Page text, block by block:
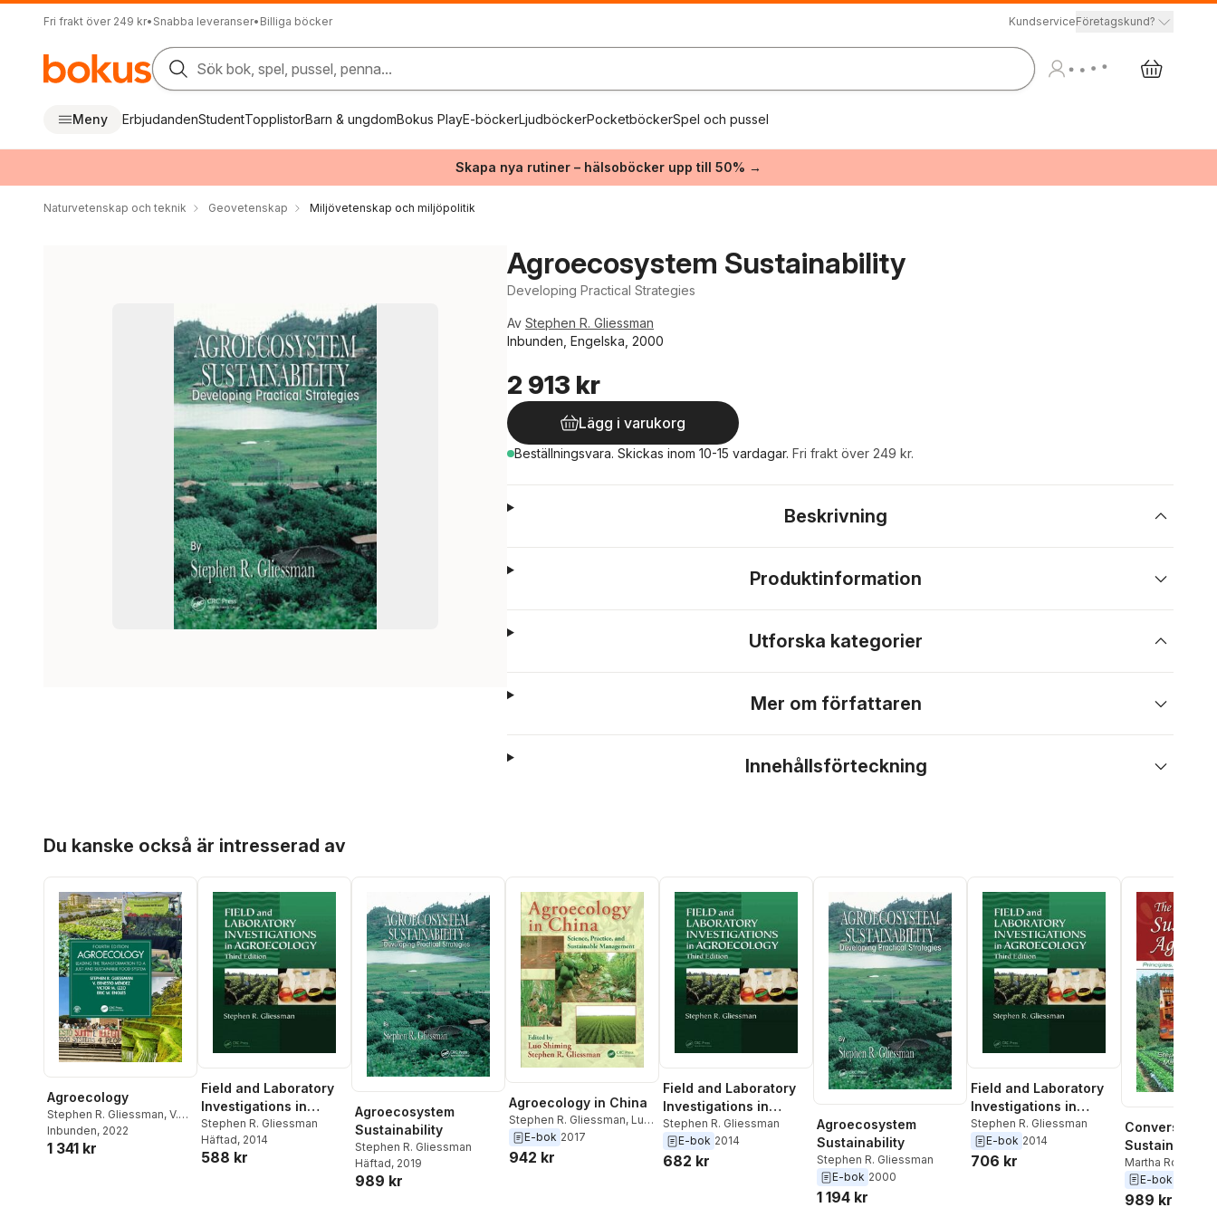
Fri frakt över 249 kr• Snabba leveranser• Billiga böcker KundserviceFöretagskund?
Sök bok, spel, pussel, penna...
Meny ErbjudandenStudentTopplistorBarn & ungdomBokus PlayE-böckerLjudböckerPocketböckerSpel och pussel
Skapa nya rutiner – hälsoböcker upp till 50% →
Naturvetenskap och teknik Geovetenskap Miljövetenskap och miljöpolitik
Agroecosystem Sustainability
Developing Practical Strategies
Av Stephen R. Gliessman
Inbunden, Engelska, 2000
2 913 kr
Lägg i varukorg
Beställningsvara. Skickas inom 10-15 vardagar. Fri frakt över 249 kr.
Beskrivning
Produktinformation
Utforska kategorier
Mer om författaren
Innehållsförteckning
Du kanske också är intresserad av
Agroecology
Stephen R. Gliessman, V.
Ernesto Méndez
Izzo,Eric W. Engles
Inbunden, 2022
1 341 kr
Field and Laboratory
Investigations in
Agroecology
Stephen R. Gliessman
Häftad, 2014
588 kr
Agroecosystem
Sustainability
Stephen R. Gliessman
Häftad, 2019
989 kr
Agroecology in China
Stephen R. Gliessman, Luo
Shiming
E-bok 2017
942 kr
Field and Laboratory
Investigations in
Agroecology
Stephen R. Gliessman
E-bok 2014
682 kr
Agroecosystem
Sustainability
Stephen R. Gliessman
E-bok 2000
1 194 kr
Field and Laboratory
Investigations in
Agroecology
Stephen R. Gliessman
E-bok 2014
706 kr
Conversion to
Sustainable
Agriculture
Martha
Stephen R.
E-bok
989 kr